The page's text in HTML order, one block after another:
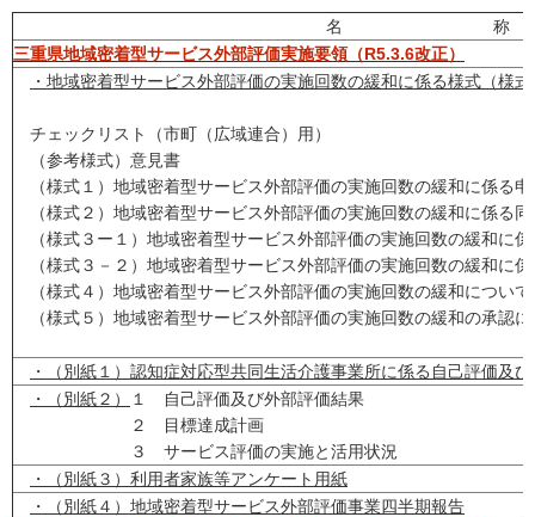
名 称
三重県地域密着型サービス外部評価実施要領（R5.3.6改正）
・地域密着型サービス外部評価の実施回数の緩和に係る様式（様
チェックリスト（市町（広域連合）用）
（参考様式）意見書
（様式１）地域密着型サービス外部評価の実施回数の緩和に係る申
（様式２）地域密着型サービス外部評価の実施回数の緩和に係る同
（様式３ー１）地域密着型サービス外部評価の実施回数の緩和に
（様式３－２）地域密着型サービス外部評価の実施回数の緩和に
（様式４）地域密着型サービス外部評価の実施回数の緩和について
（様式５）地域密着型サービス外部評価の実施回数の緩和の承認に
・（別紙１）認知症対応型共同生活介護事業所に係る自己評価及
・（別紙２）
１ 自己評価及び外部評価結果
２ 目標達成計画
３ サービス評価の実施と活用状況
・（別紙３）利用者家族等アンケート用紙
・（別紙４）地域密着型サービス外部評価事業四半期報告